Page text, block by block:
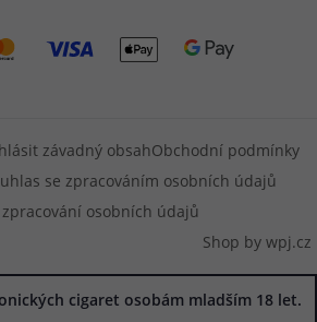
závadný obsahObchodní podmínky
se zpracováním osobních údajů
zpracování osobních údajů
Shop by wpj.cz
cigaret osobám mladším 18 let.